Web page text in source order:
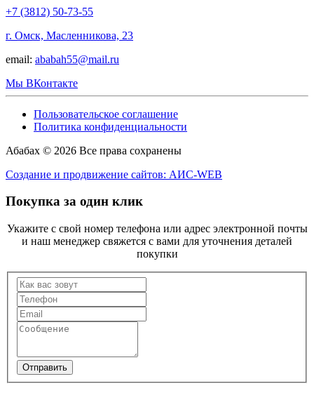
+7 (3812) 50-73-55
г. Омск, Масленникова, 23
email: ababah55@mail.ru
Мы ВКонтакте
Пользовательское соглашение
Политика конфиденциальности
Абабах © 2026 Все права сохранены
Создание и продвижение сайтов: АИС-WEB
Покупка за один клик
Укажите с свой номер телефона или адрес электронной почты
и наш менеджер свяжется с вами для уточнения деталей
покупки
Отправить